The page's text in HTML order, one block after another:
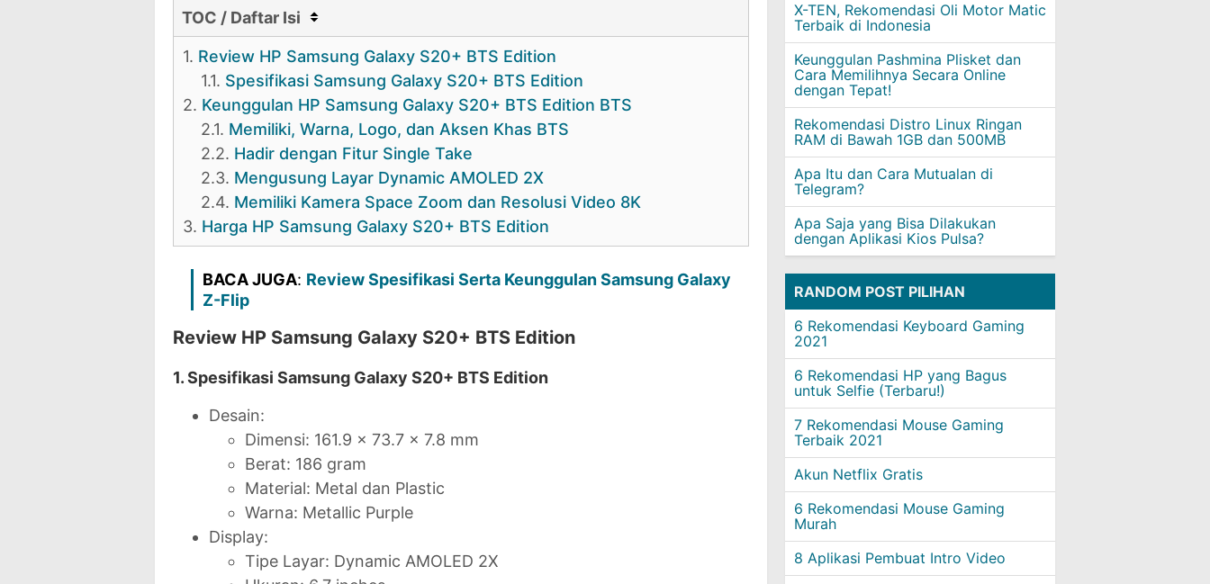
TOC / Daftar Isi
1. Review HP Samsung Galaxy S20+ BTS Edition
1.1. Spesifikasi Samsung Galaxy S20+ BTS Edition
2. Keunggulan HP Samsung Galaxy S20+ BTS Edition BTS
2.1. Memiliki, Warna, Logo, dan Aksen Khas BTS
2.2. Hadir dengan Fitur Single Take
2.3. Mengusung Layar Dynamic AMOLED 2X
2.4. Memiliki Kamera Space Zoom dan Resolusi Video 8K
3. Harga HP Samsung Galaxy S20+ BTS Edition
BACA JUGA: Review Spesifikasi Serta Keunggulan Samsung Galaxy
Z-Flip
Review HP Samsung Galaxy S20+ BTS Edition
1. Spesifikasi Samsung Galaxy S20+ BTS Edition
Desain:
Dimensi: 161.9 x 73.7 x 7.8 mm
Berat: 186 gram
Material: Metal dan Plastic
Warna: Metallic Purple
Display:
Tipe Layar: Dynamic AMOLED 2X
X-TEN, Rekomendasi Oli Motor Matic
Terbaik di Indonesia
Keunggulan Pashmina Plisket dan
Cara Memilihnya Secara Online
dengan Tepat!
Rekomendasi Distro Linux Ringan
RAM di Bawah 1GB dan 500MB
Apa Itu dan Cara Mutualan di
Telegram?
Apa Saja yang Bisa Dilakukan
dengan Aplikasi Kios Pulsa?
RANDOM POST PILIHAN
6 Rekomendasi Keyboard Gaming
2021
6 Rekomendasi HP yang Bagus
untuk Selfie (Terbaru!)
7 Rekomendasi Mouse Gaming
Terbaik 2021
Akun Netflix Gratis
6 Rekomendasi Mouse Gaming
Murah
8 Aplikasi Pembuat Intro Video